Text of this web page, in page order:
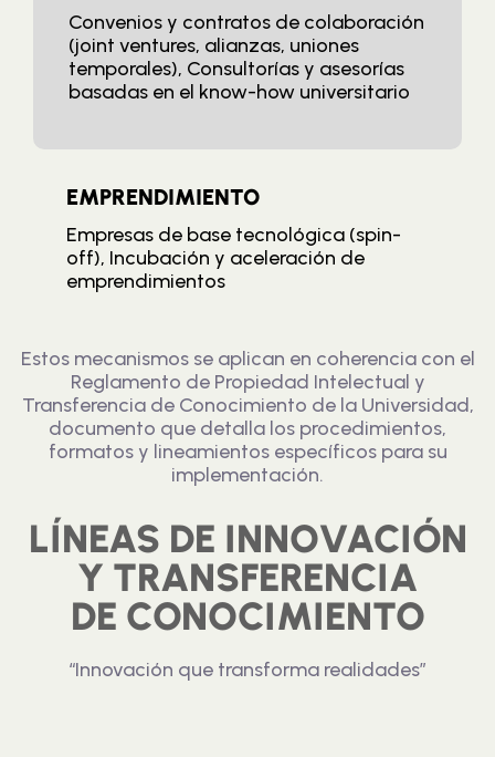
Convenios y contratos de colaboración
(joint ventures, alianzas, uniones
temporales), Consultorías y asesorías
basadas en el know-how universitario
EMPRENDIMIENTO
Empresas de base tecnológica (spin-
off), Incubación y aceleración de
emprendimientos
Estos mecanismos se aplican en coherencia con el
Reglamento de Propiedad Intelectual y
Transferencia de Conocimiento de la Universidad,
documento que detalla los procedimientos,
formatos y lineamientos específicos para su
implementación.
LÍNEAS DE INNOVACIÓN
Y TRANSFERENCIA
DE CONOCIMIENTO
“Innovación que transforma realidades”